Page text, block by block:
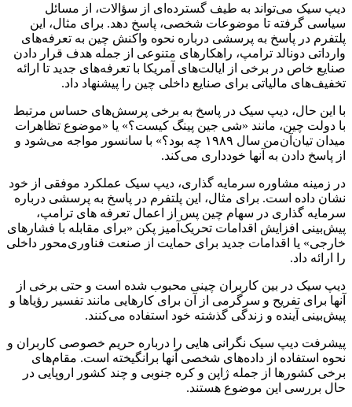
دیپ‌ سیک می‌تواند به طیف گسترده‌ای از سؤالات، از مسائل
سیاسی گرفته تا موضوعات شخصی، پاسخ دهد. برای مثال، این
پلتفرم در پاسخ به پرسشی درباره نحوه واکنش چین به تعرفه‌های
وارداتی دونالد ترامپ، راهکارهای متنوعی از جمله هدف قرار دادن
صنایع خاص در برخی از ایالت‌های آمریکا با تعرفه‌های جدید تا ارائه
تخفیف‌های مالیاتی برای صنایع داخلی چین را پیشنهاد داد.
با این حال، دیپ‌ سیک در پاسخ به برخی پرسش‌های حساس مرتبط
با دولت چین، مانند «شی جین پینگ کیست؟» یا «موضوع تظاهرات
میدان تیان‌آن‌من سال ۱۹۸۹ چه بود؟» با سانسور مواجه می‌شود و
از پاسخ دادن به آنها خودداری می‌کند.
در زمینه مشاوره سرمایه‌ گذاری، دیپ‌ سیک عملکرد موفقی از خود
نشان داده است. برای مثال، این پلتفرم در پاسخ به پرسشی درباره
سرمایه‌ گذاری در سهام چین پس از اعمال تعرفه‌ های ترامپ،
پیش‌بینی افزایش اقدامات تحریک‌آمیز پکن «برای مقابله با فشارهای
خارجی» یا اقدامات جدید برای حمایت از صنعت فناوری‌محور داخلی
را ارائه داد.
دیپ‌ سیک در بین کاربران چینی محبوب شده است و حتی برخی از
آنها برای تفریح و سرگرمی از آن برای کارهایی مانند تفسیر رؤیاها و
پیش‌بینی آینده و زندگی گذشته خود استفاده می‌کنند.
پیشرفت دیپ‌ سیک نگرانی‌ هایی را درباره حریم خصوصی کاربران و
نحوه استفاده از داده‌های شخصی آنها برانگیخته است. مقام‌های
برخی کشورها از جمله ژاپن و کره جنوبی و چند کشور اروپایی در
حال بررسی این موضوع هستند.